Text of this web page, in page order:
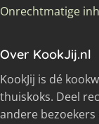
Onrechtmatige
Over KookJij.nl
KookJij is dé
thuiskoks. Deel
andere